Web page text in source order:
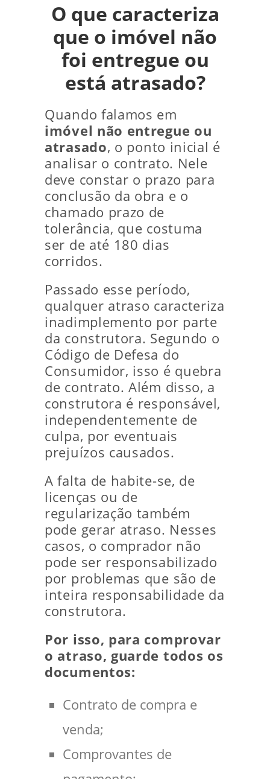
O que caracteriza
que o imóvel não
foi entregue ou
está atrasado?
Quando falamos em
imóvel não entregue ou
atrasado, o ponto inicial é
analisar o contrato. Nele
deve constar o prazo para
conclusão da obra e o
chamado prazo de
tolerância, que costuma
ser de até 180 dias
corridos.
Passado esse período,
qualquer atraso caracteriza
inadimplemento por parte
da construtora. Segundo o
Código de Defesa do
Consumidor, isso é quebra
de contrato. Além disso, a
construtora é responsável,
independentemente de
culpa, por eventuais
prejuízos causados.
A falta de habite-se, de
licenças ou de
regularização também
pode gerar atraso. Nesses
casos, o comprador não
pode ser responsabilizado
por problemas que são de
inteira responsabilidade da
construtora.
Por isso, para comprovar
o atraso, guarde todos os
documentos:
Contrato de compra e
venda;
Comprovantes de